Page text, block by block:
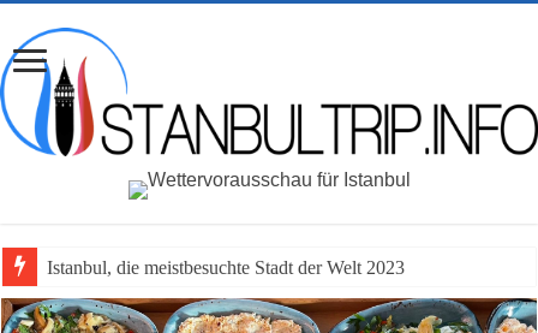
Istanbul, die meistbesuchte Stadt der Welt 2023 vor